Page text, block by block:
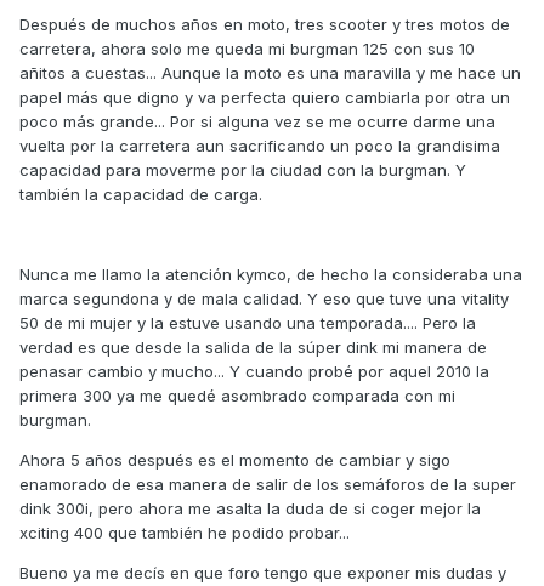
Después de muchos años en moto, tres scooter y tres motos de
carretera, ahora solo me queda mi burgman 125 con sus 10
añitos a cuestas... Aunque la moto es una maravilla y me hace un
papel más que digno y va perfecta quiero cambiarla por otra un
poco más grande... Por si alguna vez se me ocurre darme una
vuelta por la carretera aun sacrificando un poco la grandisima
capacidad para moverme por la ciudad con la burgman. Y
también la capacidad de carga.
Nunca me llamo la atención kymco, de hecho la consideraba una
marca segundona y de mala calidad. Y eso que tuve una vitality
50 de mi mujer y la estuve usando una temporada.... Pero la
verdad es que desde la salida de la súper dink mi manera de
penasar cambio y mucho... Y cuando probé por aquel 2010 la
primera 300 ya me quedé asombrado comparada con mi
burgman.
Ahora 5 años después es el momento de cambiar y sigo
enamorado de esa manera de salir de los semáforos de la super
dink 300i, pero ahora me asalta la duda de si coger mejor la
xciting 400 que también he podido probar...
Bueno ya me decís en que foro tengo que exponer mis dudas y